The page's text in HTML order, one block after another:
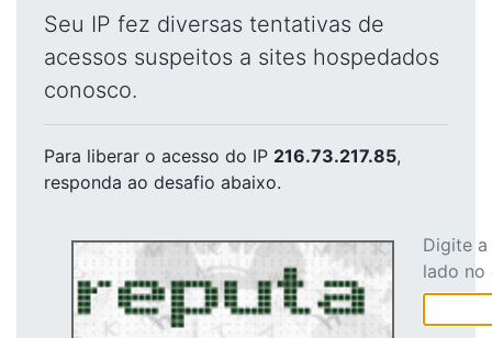
Seu IP fez diversas tentativas de
acessos suspeitos a sites hospedados
conosco.
Para liberar o acesso do IP 216.73.217.85,
responda ao desafio abaixo.
Digite
lado no